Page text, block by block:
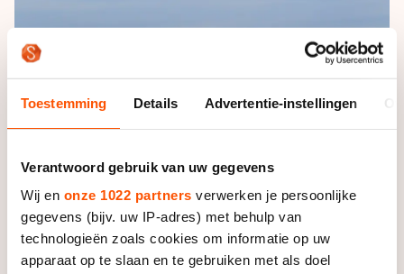
Toestemming Details Advertentie-instellingen
Verantwoord gebruik van uw gegevens
Wij en onze 1022 partners verwerken je persoonlijke
gegevens (bijv. uw IP-adres) met behulp van
technologieën zoals cookies om informatie op uw
apparaat op te slaan en te gebruiken met als doel
Tickets
Word schaatsfan!
Olympische Spelen
Medaille overzicht
Medaillespiegel
Olympische uitslagen
Van Jong tot Goud verhalen